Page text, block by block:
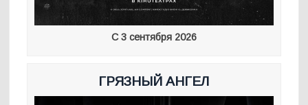
С 3 сентября 2026
ГРЯЗНЫЙ АНГЕЛ